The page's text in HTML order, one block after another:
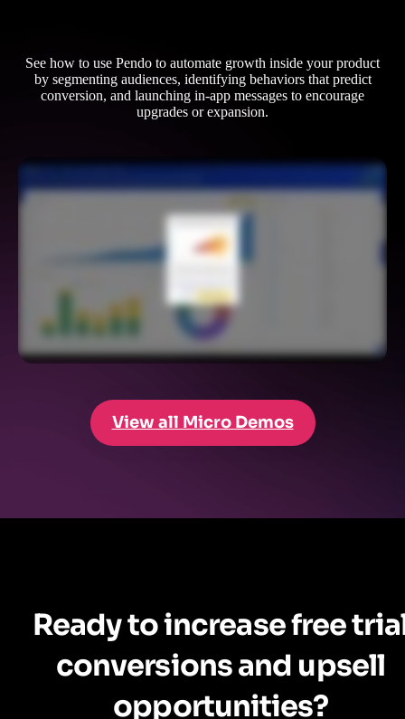
See how to use Pendo to automate growth inside your product
by segmenting audiences, identifying behaviors that predict
conversion, and launching in-app messages to encourage
upgrades or expansion.
View all Micro Demos
Ready to increase free
conversions and upsell
opportunities?